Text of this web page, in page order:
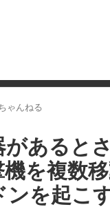
くなったり、サイト全
ゃんねる
があると
機を複
ンを起こ